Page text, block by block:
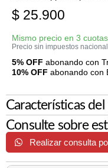
$ 25.900
Mismo precio en 3
Precio sin impuestos
5% OFF abonando con
10% OFF abonando con
Características
Consulte sobre
Realizar consulta